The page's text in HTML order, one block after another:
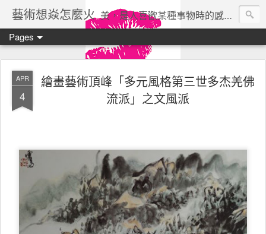
藝術想焱怎麼火 美，是人喜歡某種事物時的感受。美所帶來的快樂是一種沒有利害關係的、自由的快樂。 ——瓦西列夫
Pages
APR
4
繪畫藝術頂峰「多元風格第三世多杰羌佛
流派」之文風派